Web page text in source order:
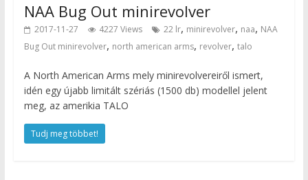
NAA Bug Out minirevolver
2017-11-27 4227 Views 22 lr, minirevolver, naa, NAA
Bug Out minirevolver, north american arms, revolver, talo
A North American Arms mely minirevolvereiről ismert,
idén egy újabb limitált szériás (1500 db) modellel jelent
meg, az amerikia TALO
Tudj meg többet!